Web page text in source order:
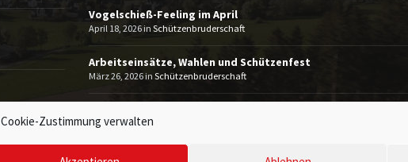
Cookie-Zustimmung verwalten
Vogelschieß-Feeling im April
April 18, 2026in Schützenbruderschaft
Arbeitseinsätze, Wahlen und Schützenfest
März 26, 2026in Schützenbruderschaft